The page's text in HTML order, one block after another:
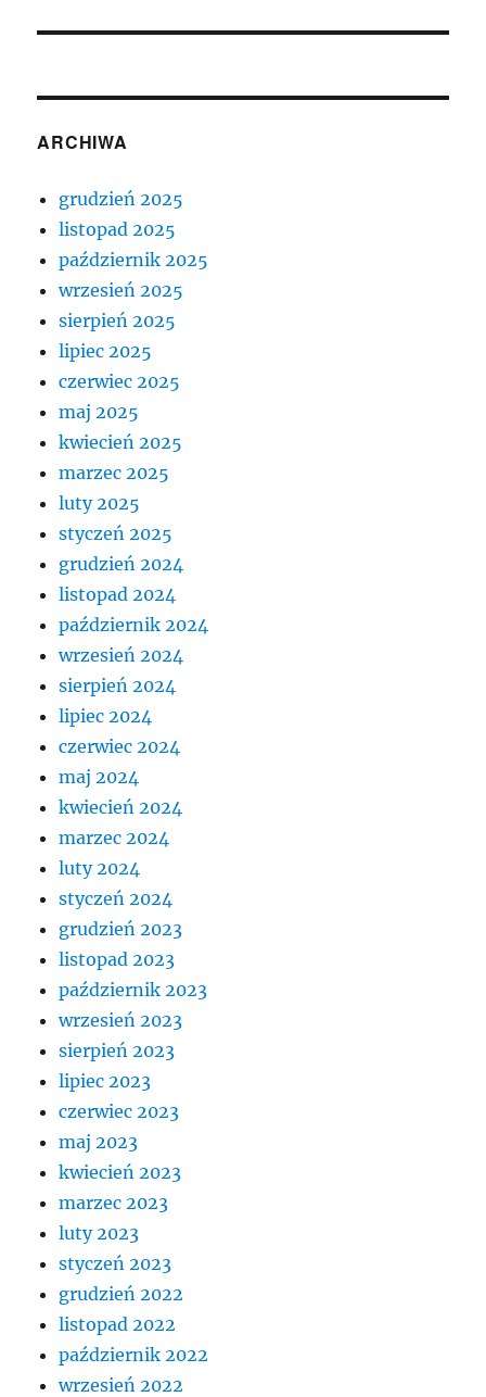
ARCHIWA
grudzień 2025
listopad 2025
październik 2025
wrzesień 2025
sierpień 2025
lipiec 2025
czerwiec 2025
maj 2025
kwiecień 2025
marzec 2025
luty 2025
styczeń 2025
grudzień 2024
listopad 2024
październik 2024
wrzesień 2024
sierpień 2024
lipiec 2024
czerwiec 2024
maj 2024
kwiecień 2024
marzec 2024
luty 2024
styczeń 2024
grudzień 2023
listopad 2023
październik 2023
wrzesień 2023
sierpień 2023
lipiec 2023
czerwiec 2023
maj 2023
kwiecień 2023
marzec 2023
luty 2023
styczeń 2023
grudzień 2022
listopad 2022
październik 2022
wrzesień 2022